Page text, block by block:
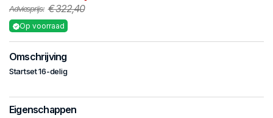
Adviesprijs: € 322,40
Op voorraad
Omschrijving
Startset 16-delig
Eigenschappen